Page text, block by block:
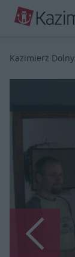
Kazimierz Dolny